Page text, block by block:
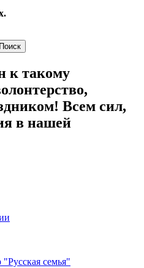
Поиск
к такому
Всем сил,
в нашей
семья"